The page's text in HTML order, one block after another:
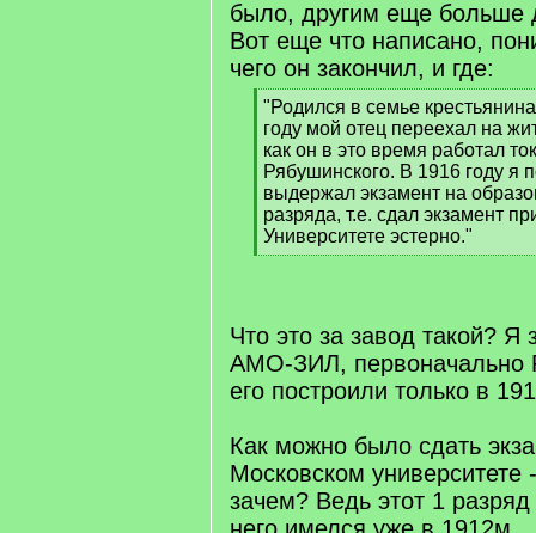
было, другим еще больше
Вот еще что написано,
чего он закончил, и где:
[
q
]
"Родился в семье
году мой отец переехал на
как он в это время работал
Рябушинского. В 1916 году я
выдержал экзамент на
разряда, т.е. сдал экзамент
Университете эстерно."
[
Что это за завод такой? Я
АМО-ЗИЛ, первоначально
его построили только в
Как можно было сдать
Московском
зачем? Ведь этот 1